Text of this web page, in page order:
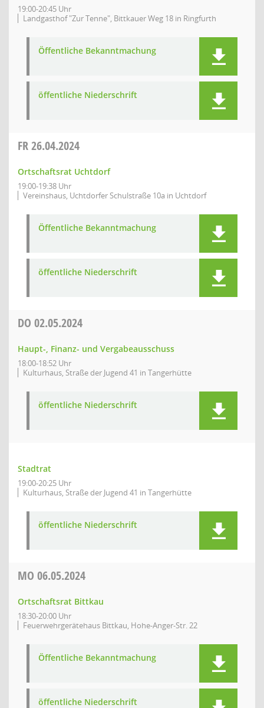
19:00-20:45 Uhr
Landgasthof "Zur Tenne", Bittkauer Weg 18 in Ringfurth
Öffentliche Bekanntmachung
öffentliche Niederschrift
FR26.04.2024
Ortschaftsrat Uchtdorf
19:00-19:38 Uhr
Vereinshaus, Uchtdorfer Schulstraße 10a in Uchtdorf
Öffentliche Bekanntmachung
öffentliche Niederschrift
DO 02.05.2024
Haupt-, Finanz- und Vergabeausschuss
18:00-18:52 Uhr
Kulturhaus, Straße der Jugend 41 in Tangerhütte
öffentliche Niederschrift
Stadtrat
19:00-20:25 Uhr
Kulturhaus, Straße der Jugend 41 in Tangerhütte
öffentliche Niederschrift
MO 06.05.2024
Ortschaftsrat Bittkau
18:30-20:00 Uhr
Feuerwehrgerätehaus Bittkau, Hohe-Anger-Str. 22
Öffentliche Bekanntmachung
öffentliche Niederschrift